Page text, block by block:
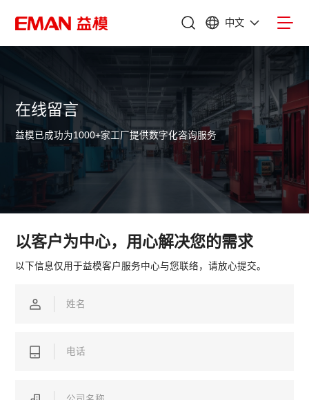
中文
在线留言
益模已成功为1000+家工厂提供数字化咨询服务
以客户为中心，用心解决您的需求
以下信息仅用于益模客户服务中心与您联络，请放心提交。